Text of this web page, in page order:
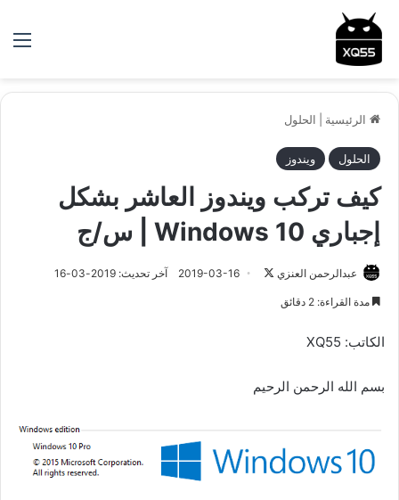
الرئيسية الحلول
الحلول ويندوز
كيف تركب ويندوز العاشر بشكل
إجباري Windows 10 | س/ج
عبدالرحمن العنزي 2019-03-16 آخر تحديث: 2019-03-16
مدة القراءة: 2 دقائق
الكاتب: XQ55
بسم الله الرحمن الرحيم